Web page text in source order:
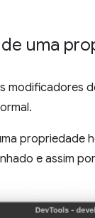
uma
modificadores
propriedade
e assim